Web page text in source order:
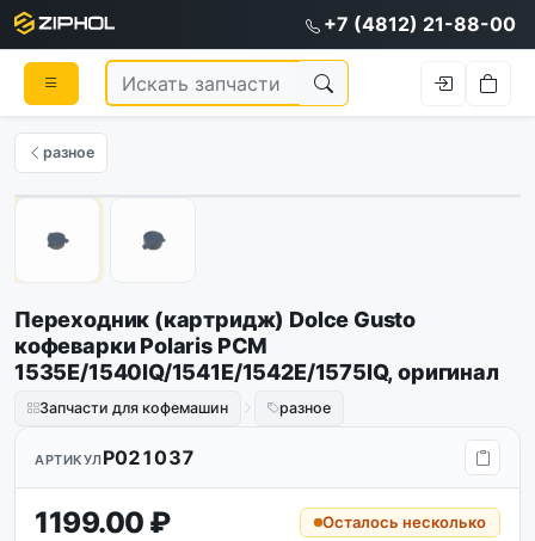
+7 (4812) 21-88-00
разное
Оригинал
Переходник (картридж) Dolce Gusto
кофеварки Polaris PCM
1535E/1540IQ/1541E/1542E/1575IQ, оригинал
Запчасти для кофемашин разное
АРТИКУЛP021037
1199.00 ₽ Осталось несколько